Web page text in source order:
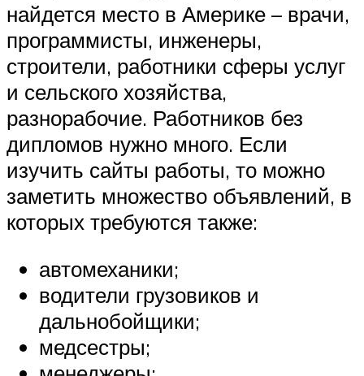
найдется место в Америке – врачи,
программисты, инженеры,
строители, работники сферы услуг
и сельского хозяйства,
разнорабочие. Работников без
дипломов нужно много. Если
изучить сайты работы, то можно
заметить множество объявлений, в
которых требуются также:
автомеханики;
водители грузовиков и
дальнобойщики;
медсестры;